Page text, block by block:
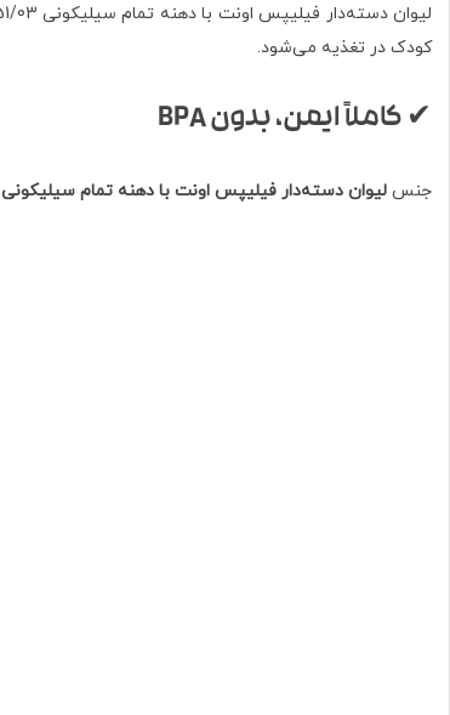
کودک در تغذیه می‌شود.
✔ کاملاً ایمن، بدون BPA
جنس لیوان دسته‌دار فیلیپس اونت با دهنه تمام سیلیکونی SCF551/03